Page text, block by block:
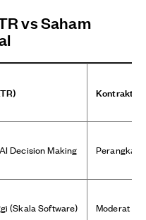
vs Saham
Kontraktor
Decision Making Perangkat
(Skala Software) Moderat